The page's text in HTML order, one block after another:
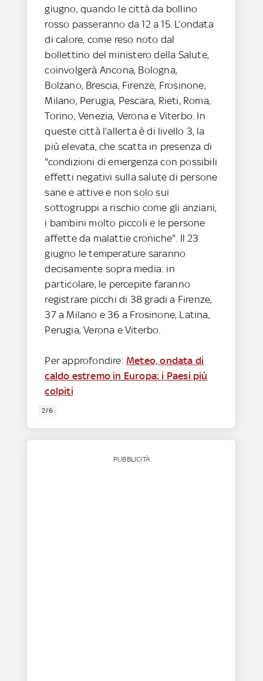
giugno, quando le città da bollino
rosso passeranno da 12 a 15. L’ondata
di calore, come reso noto dal
bollettino del ministero della Salute,
coinvolgerà Ancona, Bologna,
Bolzano, Brescia, Firenze, Frosinone,
Milano, Perugia, Pescara, Rieti, Roma,
Torino, Venezia, Verona e Viterbo. In
queste città l’allerta è di livello 3, la
più elevata, che scatta in presenza di
"condizioni di emergenza con possibili
effetti negativi sulla salute di persone
sane e attive e non solo sui
sottogruppi a rischio come gli anziani,
i bambini molto piccoli e le persone
affette da malattie croniche". Il 23
giugno le temperature saranno
decisamente sopra media: in
particolare, le percepite faranno
registrare picchi di 38 gradi a Firenze,
37 a Milano e 36 a Frosinone, Latina,
Perugia, Verona e Viterbo.
Per approfondire:Meteo, ondata di
caldo estremo in Europa: i Paesi più
colpiti
2/6
PUBBLICITÀ